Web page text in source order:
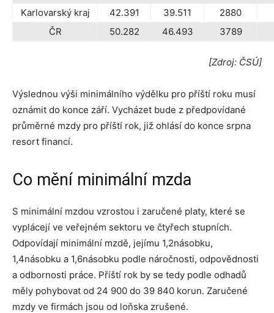
Karlovarský kraj
42.391 39.511
2880
ČR
50.282 46.493 3789
[Zdroj: ČSÚ]
Výslednou výši minimálního výdělku pro příští roku musí
oznámit do konce září. Vycházet bude z předpovídané
průměrné mzdy pro příští rok, již ohlásí do konce srpna
resort financí.
Co mění minimální mzda
S minimální mzdou vzrostou i zaručené platy, které se
vyplácejí ve veřejném sektoru ve čtyřech stupních.
Odpovídají minimální mzdě, jejímu 1,2násobku,
1,4násobku a 1,6násobku podle náročnosti, odpovědnosti
a odbornosti práce. Příští rok by se tedy podle odhadů
měly pohybovat od 24 900 do 39 840 korun. Zaručené
mzdy ve firmách jsou od loňska zrušené.